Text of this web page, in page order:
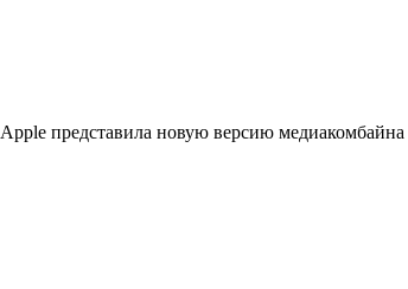
Apple представила новую версию медиакомбайна